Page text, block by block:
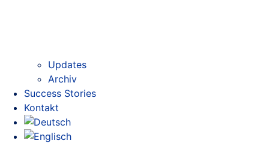
Updates
Archiv
Success Stories
Kontakt